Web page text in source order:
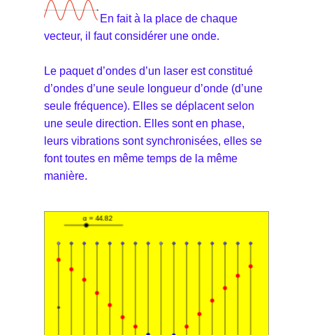
En fait à la place de chaque
vecteur, il faut considérer une onde.
Le paquet d’ondes d’un laser est constitué
d’ondes d’une seule longueur d’onde (d’une
seule fréquence). Elles se déplacent selon
une seule direction. Elles sont en phase,
leurs vibrations sont synchronisées, elles se
font toutes en même temps de la même
manière.